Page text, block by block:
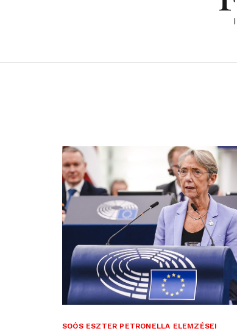
SOÓS ESZTER PETRONELLA ELEMZÉSEI